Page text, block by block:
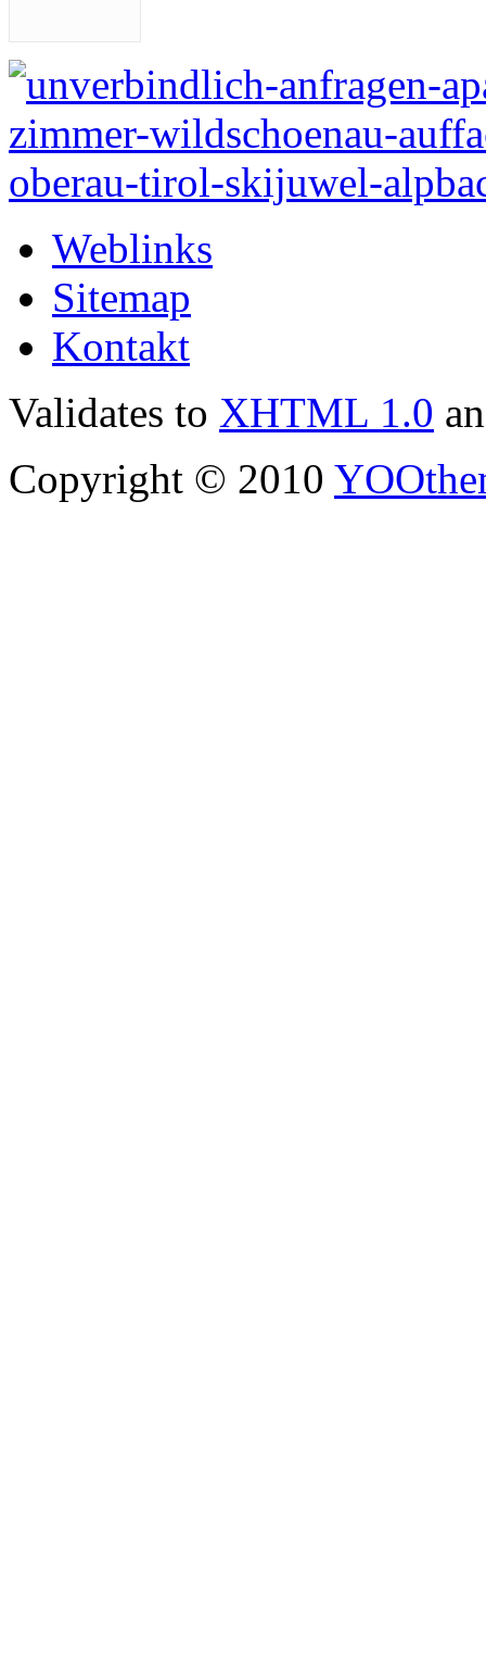
Weblinks
Sitemap
Kontakt
Validates to XHTML 1.0
Copyright © 2010